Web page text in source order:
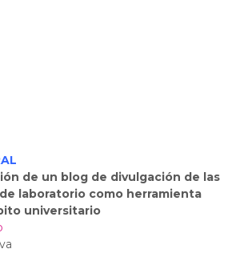
de un blog de divulgación de las
laboratorio como herramienta
universitario